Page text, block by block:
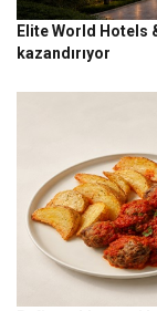
Elite World Hotels
kazandırıyor